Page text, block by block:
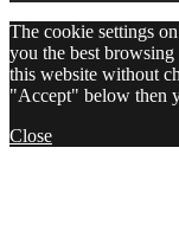
The cookie settings
you the best
this website without
"Accept" below then
Close